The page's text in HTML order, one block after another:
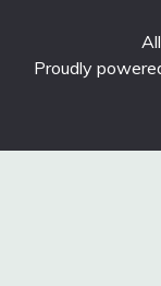
Proudly